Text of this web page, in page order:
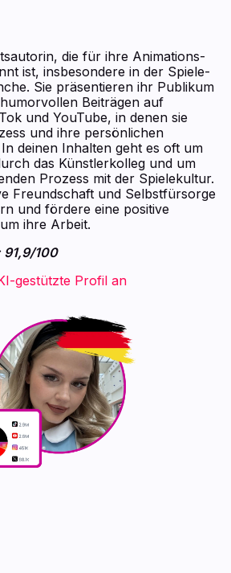
die für ihre Animations-
ist, insbesondere in der Spiele-
Sie präsentieren ihr Publikum
Beiträgen auf
und YouTube, in denen sie
und ihre persönlichen
deinen Inhalten geht es oft um
das Künstlerkolleg und um
Prozess mit der Spielekultur.
Freundschaft und Selbstfürsorge
und fördere eine positive
ihre Arbeit.
91,9/100
gestützte Profil an